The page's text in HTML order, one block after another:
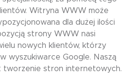
Witryna WWW może
dla dużej ilości
strony WWW nasi
nowych klientów, którzy
wyszukiwarce Google. Naszą
tworzenie stron internetowych.